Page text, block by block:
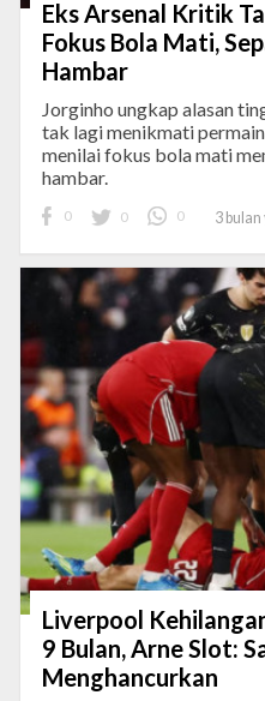
Eks Arsenal Kritik
Fokus Bola Mati,
Hambar
Jorginho ungkap alasan
tak lagi menikmati
menilai fokus bola mati
hambar.
0 0 0 3
Liverpool
9 Bulan, Arne Slot:
Menghancurkan